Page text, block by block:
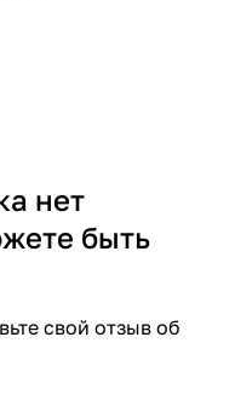
нет
быть
свой отзыв об